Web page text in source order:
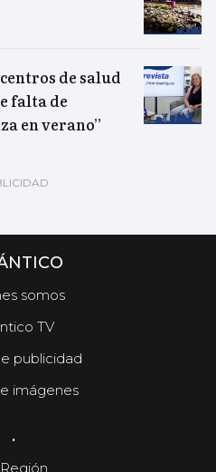
de salud
falta de
en verano”
somos
TV
publicidad
imágenes
.